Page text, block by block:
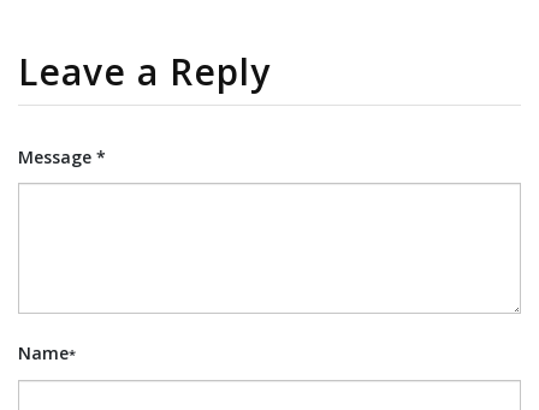
Leave a Reply
Message *
Name*